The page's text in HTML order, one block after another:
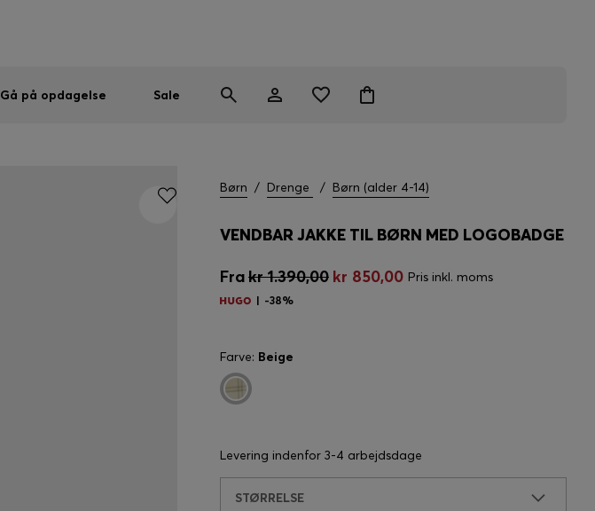
Gå på opdagelse Sale
Børn / Drenge / Børn (alder 4-14)
VENDBAR JAKKE TIL BØRN MED LOGOBADGE
Frakr 1.390,00 kr 850,00 Pris inkl. moms
-38%
Farve: Beige
Levering indenfor 3-4 arbejdsdage
STØRRELSE